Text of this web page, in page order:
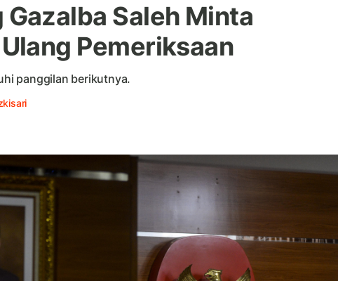
Saleh Minta
Pemeriksaan
panggilan berikutnya.